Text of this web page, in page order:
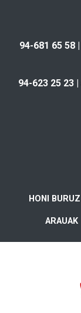
94-681 65 58 |
94-623 25 23 |
HONI BURUZ
ARAUAK